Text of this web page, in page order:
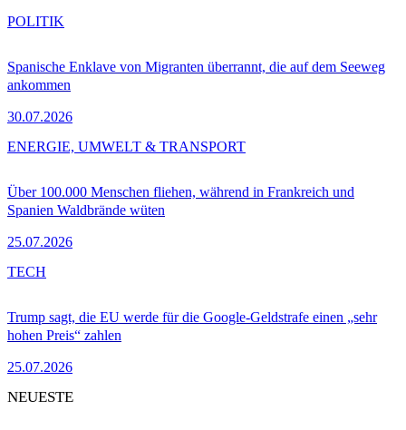
Spanische Enklave von Migranten überrannt, die auf dem Seeweg
ankommen
30.07.2026
POLITIK
Über 100.000 Menschen fliehen, während in Frankreich und
Spanien Waldbrände wüten
25.07.2026
ENERGIE, UMWELT & TRANSPORT
Trump sagt, die EU werde für die Google-Geldstrafe einen „sehr
hohen Preis“ zahlen
25.07.2026
TECH
NEUESTE